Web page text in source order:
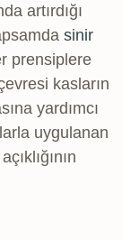
artırdığı
sinir
prensiplere
kasların
yardımcı
uygulanan